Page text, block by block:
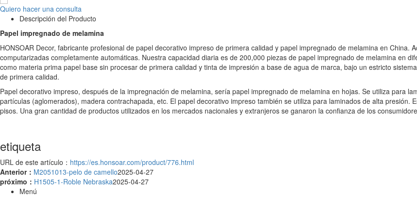
Quiero hacer una consulta
Descripción del Producto
Papel impregnado de melamina
HONSOAR Decor, fabricante profesional de papel decorativo impreso de primera calidad y papel impregnado de melamina en
computarizadas completamente automáticas. Nuestra capacidad diaria es de 200,000 piezas de papel impregnado de melamina en
como materia prima papel base sin procesar de primera calidad y tinta de impresión a base de agua de marca, bajo un estricto
de primera calidad.
Papel decorativo impreso, después de la impregnación de melamina, sería papel impregnado de melamina en hojas. Se utiliza para
partículas (aglomerados), madera contrachapada, etc. El papel decorativo impreso también se utiliza para laminados de alta
pisos. Una gran cantidad de productos utilizados en los mercados nacionales y extranjeros se ganaron la confianza de los
etiqueta
URL de este artículo： https://es.honsoar.com/product/776.html
Anterior： M2051013-pelo de camello2025-04-27
próximo： H1505-1-Roble Nebraska2025-04-27
Menú